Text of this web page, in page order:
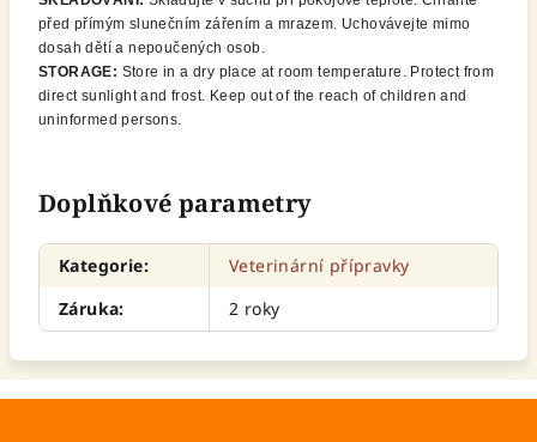
před přímým slunečním zářením a mrazem. Uchovávejte mimo
dosah dětí a nepoučených osob.
STORAGE: Store in a dry place at room temperature. Protect from
direct sunlight and frost. Keep out of the reach of children and
uninformed persons.
Doplňkové parametry
Kategorie:
Veterinární přípravky
Záruka: 2 roky